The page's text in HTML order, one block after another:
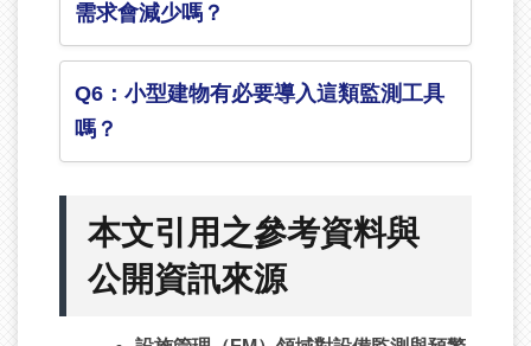
需求會減少嗎？
Q6：小型建物有必要導入這類監測工具
嗎？
本文引用之參考資料與
公開資訊來源